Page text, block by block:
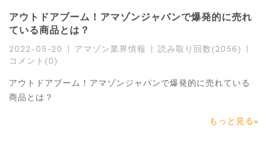
アウトドアブーム！アマゾンジャパンで爆発的に売れ
ている商品とは？
2022-05-20 アマゾン業界情報 読み取り回数(2056)
コメント(0)
アウトドアブーム！アマゾンジャパンで爆発的に売れている
商品とは？
もっと見る